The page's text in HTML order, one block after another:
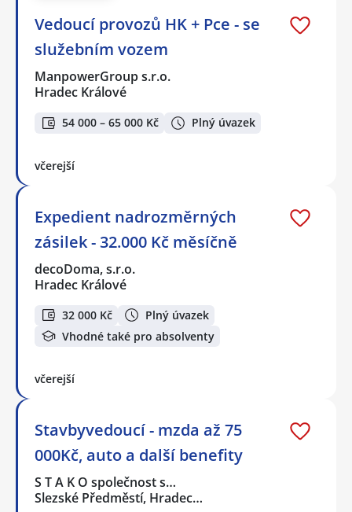
Vedoucí provozů HK + Pce - se
služebním vozem
ManpowerGroup s.r.o.
Hradec Králové
54 000 – 65 000 Kč Plný úvazek
včerejší
Expedient nadrozměrných
zásilek - 32.000 Kč měsíčně
decoDoma, s.r.o.
Hradec Králové
32 000 Kč
Plný úvazek
Vhodné také pro absolventy
včerejší
Stavbyvedoucí - mzda až 75
000Kč, auto a další benefity
S T A K O společnost s…
Slezské Předměstí, Hradec…